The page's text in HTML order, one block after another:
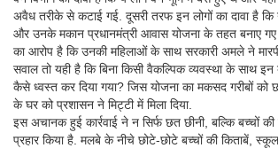
अवैध तरीके से कटाई गई. दूसरी तरफ इन लोगों का दावा है
और उनके मकान प्रधानमंत्री आवास योजना के तहत बनाए गए
का आरोप है कि उनकी महिलाओं के साथ सरकारी अमले ने
सवाल तो यही है कि बिना किसी वैकल्पिक व्यवस्था के साथ इन
कैसे ध्वस्त कर दिया गया? जिस योजना का मकसद गरीबों को
के घर को प्रशासन ने मिट्टी में मिला दिया.
इस अचानक हुई कार्रवाई ने न सिर्फ छत छीनी, बल्कि बच्चों की
प्रहार किया है. मलबे के नीचे छोटे-छोटे बच्चों की किताबें,